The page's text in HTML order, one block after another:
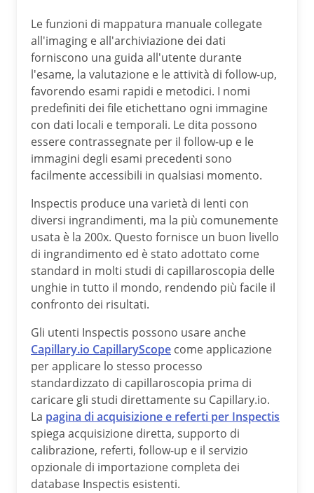
Le funzioni di mappatura manuale collegate
all'imaging e all'archiviazione dei dati
forniscono una guida all'utente durante
l'esame, la valutazione e le attività di follow-up,
favorendo esami rapidi e metodici. I nomi
predefiniti dei file etichettano ogni immagine
con dati locali e temporali. Le dita possono
essere contrassegnate per il follow-up e le
immagini degli esami precedenti sono
facilmente accessibili in qualsiasi momento.
Inspectis produce una varietà di lenti con
diversi ingrandimenti, ma la più comunemente
usata è la 200x. Questo fornisce un buon livello
di ingrandimento ed è stato adottato come
standard in molti studi di capillaroscopia delle
unghie in tutto il mondo, rendendo più facile il
confronto dei risultati.
Gli utenti Inspectis possono usare anche
Capillary.io CapillaryScope come applicazione
per applicare lo stesso processo
standardizzato di capillaroscopia prima di
caricare gli studi direttamente su Capillary.io.
La pagina di acquisizione e referti per Inspectis
spiega acquisizione diretta, supporto di
calibrazione, referti, follow-up e il servizio
opzionale di importazione completa dei
database Inspectis esistenti.